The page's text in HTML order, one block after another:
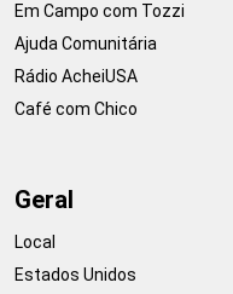
Em Campo com Tozzi
Ajuda Comunitária
Rádio AcheiUSA
Café com Chico
Geral
Local
Estados Unidos